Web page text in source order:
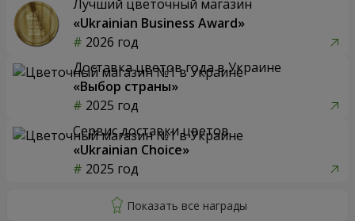
Лучший цветочный магазин
«Ukrainian Business Award»
2026 год
Доставка цветов года в Украине
«Выбор страны»
2025 год
Сервис доставки цветов
«Ukrainian Choice»
2025 год